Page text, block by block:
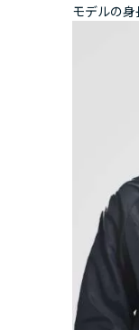
モデルの